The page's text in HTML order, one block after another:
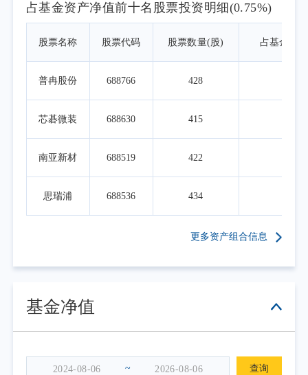
占基金资产净值前十名股票投资明细(0.75%)
股票名称 股票代码 股票数量(股) 占基金资
普冉股份 688766 428
芯碁微装 688630 415
南亚新材 688519 422
思瑞浦 688536 434
更多资产组合信息
基金净值
~ 查询